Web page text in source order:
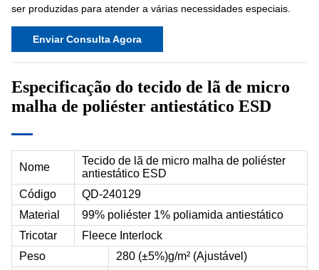
ser produzidas para atender a várias necessidades especiais.
Enviar Consulta Agora
Especificação do tecido de lã de micro
malha de poliéster antiestático ESD
Nome
Tecido de lã de micro malha de poliéster
antiestático ESD
Código
QD-240129
Material
99% poliéster 1% poliamida antiestático
Tricotar
Fleece Interlock
Peso
280 (±5%)g/m² (Ajustável)